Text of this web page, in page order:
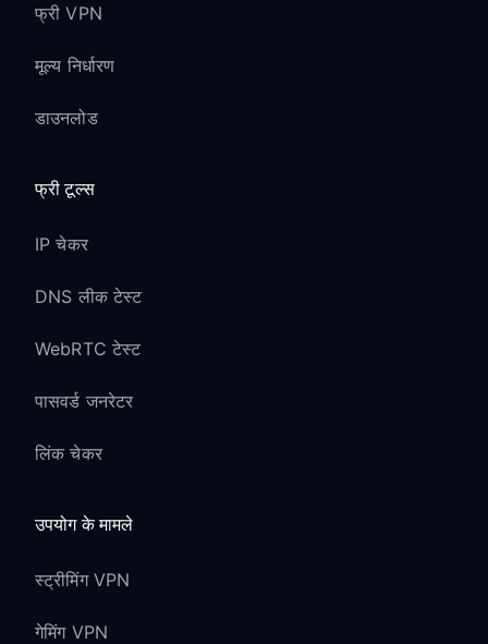
फ्री VPN
मूल्य निर्धारण
डाउनलोड
फ्री टूल्स
IP चेकर
DNS लीक टेस्ट
WebRTC टेस्ट
पासवर्ड जनरेटर
लिंक चेकर
उपयोग के मामले
स्ट्रीमिंग VPN
गेमिंग VPN